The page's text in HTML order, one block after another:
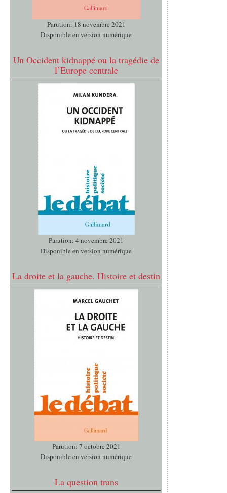
Parution: 18 novembre 2021
Disponible en version numérique
Un Occident kidnappé ou la tragédie de
l’Europe centrale
Parution: 4 novembre 2021
Disponible en version numérique
La droite et la gauche. Histoire et destin
Parution: 7 octobre 2021
Disponible en version numérique
La question trans